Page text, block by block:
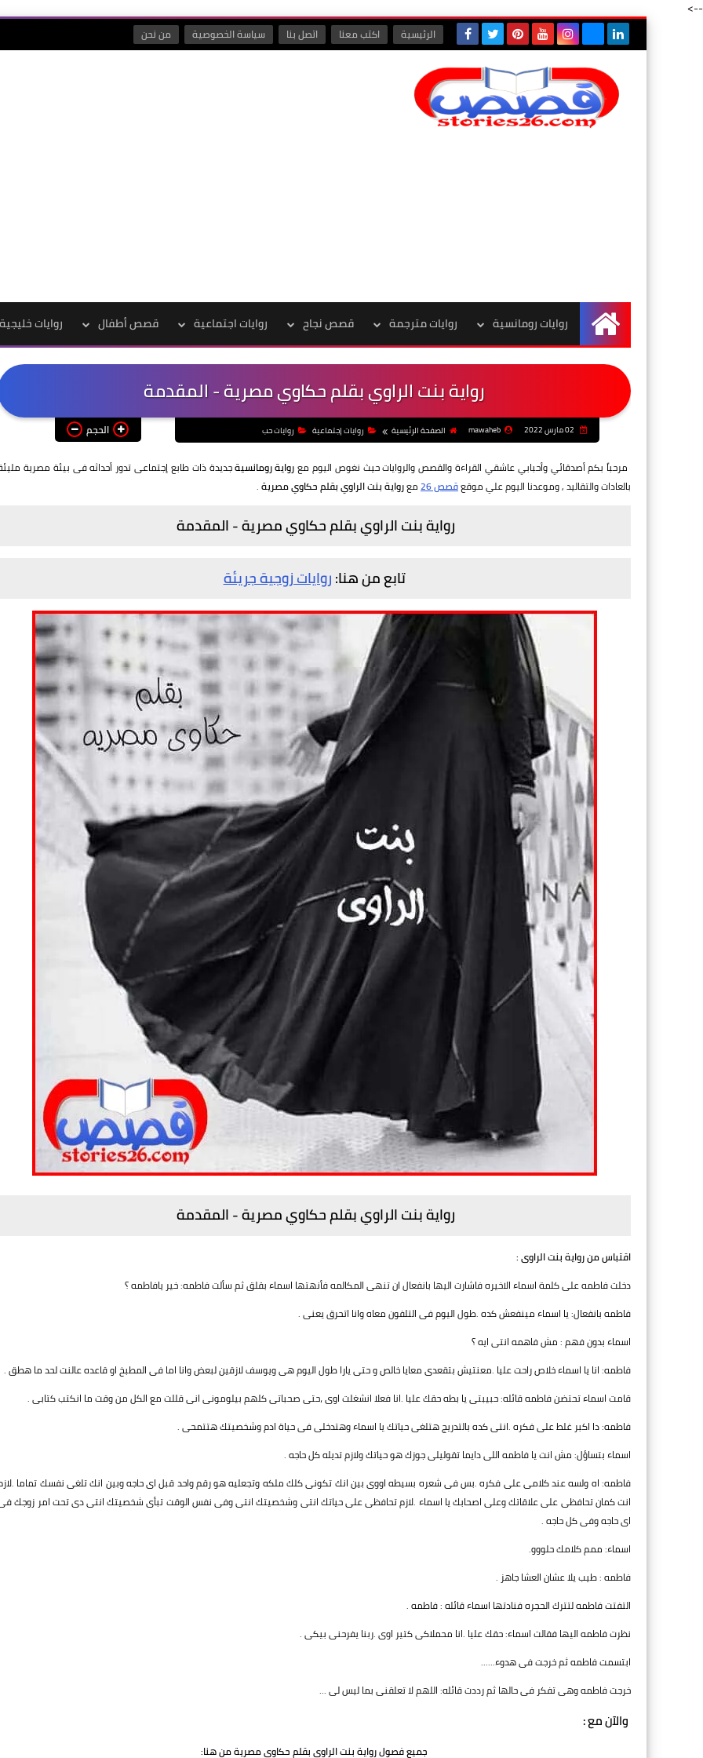
-->
الرئيسية اكتب معنا اتصل بنا سياسة الخصوصية من نحن
الرئيسية
روايات رومانسية روايات مترجمة قصص نجاح روايات اجتماعية قصص أطفال روايات خليجية
رواية بنت الراوي بقلم حكاوي مصرية - المقدمة
mawaheb الصفحة الرئيسية روايات إجتماعية روايات حب الحجم
مرحباً بكم أصدقائي وأحبابي عاشقي القراءة والقصص والروايات حيث نغوص اليوم معرواية رومانسيةجديدة ذات طابع إجتماعى تدور أحداثه فى بيئة مصرية
بالعادات والتقاليد, وموعدنا اليوم علي موقعقصص 26 معرواية بنت الراوي بقلم حكاوي مصرية.
رواية بنت الراوي بقلم حكاوي مصرية - المقدمة
تابع من هنا:روايات زوجية جريئة
رواية بنت الراوي بقلم حكاوي مصرية - المقدمة
اقتباس من رواية بنت الراوى :
دخلت فاطمه على كلمة اسماء الاخيره فاشارت اليها بانفعال ان تنهى المكالمه فأنهتها اسماء بقلق ثم سألت فاطمه: خير يافاطمه ؟
فاطمه بانفعال: يا اسماء مينفعش كده .طول اليوم فى التلفون معاه وانا اتحرق يعنى .
اسماء بدون فهم : مش فاهمه انتى ايه ؟
فاطمه: انا يا اسماء خلاص راحت عليا .معنتيش بتقعدى معايا خالص و حتى يارا طول اليوم هى ويوسف لازقين لبعض وانا اما فى المطبخ او قاعده عالنت لحد ما هطق .
قامت اسماء تحتضن فاطمه قائله: حبيبتى يا بطه حقك عليا .انا فعلا انشغلت اوى ،حتى صحباتى كلهم بيلومونى انى قللت مع الكل من وقت ما انكتب كتابى .
فاطمه: دا اكبر غلط على فكره .انتى كده بالتدريج هتلغى حياتك يا اسماء وهتدخلى فى حياة ادم وشخصيتك هتتمحى .
اسماء بتساؤل: مش انت يا فاطمه اللى دايما تقوليلى جوزك هو حياتك ولازم تديله كل حاجه .
فاطمه: اه ولسه عند كلامى على فكره .بس فى شعره بسيطه اووى بين انك تكونى كلك ملكه وتجعليه هو رقم واحد قبل اى حاجه وبين انك تلغى نفسك تماما
انت كمان تحافظى على علاقاتك وعلى اصحابك يا اسماء .لازم تحافظى على حياتك انتى وشخصيتك انتى وفى نفس الوقت تبأى شخصيتك انتى دى تحت امر زوجك
اى حاجه وفى كل حاجه .
اسماء: ممم كلامك حلووو.
فاطمه : طيب يلا عشان العشا جاهز .
التفتت فاطمه لتترك الحجره فنادتها اسماء قائله : فاطمه .
نظرت فاطمه اليها فقالت اسماء: حقك عليا .انا محملاكى كتير اوى .ربنا يفرحنى بيكى .
ابتسمت فاطمه ثم خرجت فى هدوء......
خرجت فاطمه وهى تفكر فى حالها ثم رددت قائله: اللهم لا تعلقنى بما ليس لى ...
والآن مع :
جميع فصول رواية بنت الراوي بقلم حكاوي مصرية من هنا: